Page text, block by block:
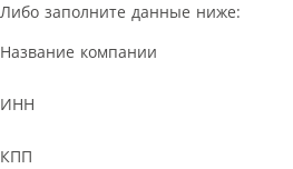
Либо заполните данные ниже:
Название компании
ИНН
КПП